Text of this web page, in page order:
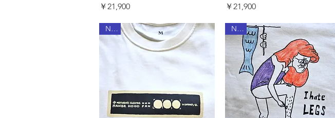
価格
￥21,900
価格
￥21,900
New New